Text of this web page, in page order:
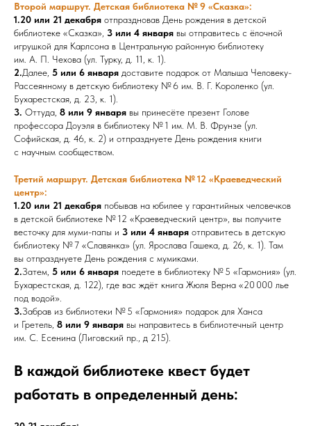
Второй маршрут. Детская библиотека № 9 «Сказка»:
1.20 или 21 декабря отпраздновав День рождения в детской
библиотеке «Сказка», 3 или 4 января вы отправитесь с ёлочной
игрушкой для Карлсона в Центральную районную библиотеку
им. А. П. Чехова (ул. Турку, д. 11, к. 1).
2.Далее, 5 или 6 января доставите подарок от Малыша Человеку-
Рассеянному в детскую библиотеку № 6 им. В. Г. Короленко (ул.
Бухарестская, д. 23, к. 1).
3. Оттуда, 8 или 9 января вы принесёте презент Голове
профессора Доуэля в библиотеку № 1 им. М. В. Фрунзе (ул.
Софийская, д. 46, к. 2) и отпразднуете День рождения книги
с научным сообществом.
Третий маршрут. Детская библиотека № 12 «Краеведческий
центр»:
1.20 или 21 декабря побывав на юбилее у гарантийных человечков
в детской библиотеке № 12 «Краеведческий центр», вы получите
весточку для муми-папы и 3 или 4 января отправитесь в детскую
библиотеку № 7 «Славянка» (ул. Ярослава Гашека, д. 26, к. 1). Там
вы отпразднуете День рождения с мумиками.
2.Затем, 5 или 6 января поедете в библиотеку № 5 «Гармония» (ул.
Бухарестская, д. 122), где вас ждёт книга Жюля Верна «20 000 лье
под водой».
3.Забрав из библиотеки № 5 «Гармония» подарок для Ханса
и Гретель, 8 или 9 января вы направитесь в библиотечный центр
им. С. Есенина (Лиговский пр., д 215).
В каждой библиотеке квест будет
работать в определенный день: